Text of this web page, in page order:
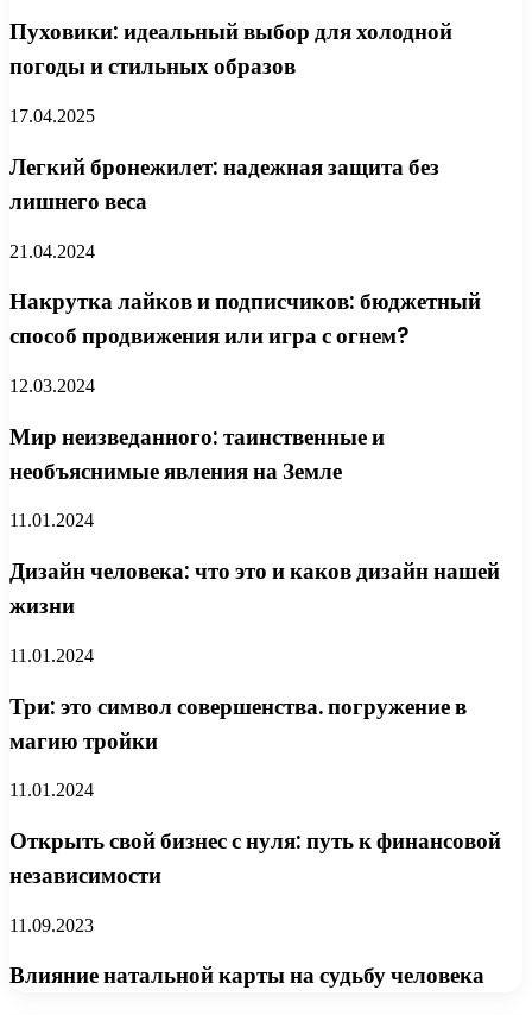
Пуховики: идеальный выбор для холодной
погоды и стильных образов
17.04.2025
Легкий бронежилет: надежная защита без
лишнего веса
21.04.2024
Накрутка лайков и подписчиков: бюджетный
способ продвижения или игра с огнем?
12.03.2024
Мир неизведанного: таинственные и
необъяснимые явления на Земле
11.01.2024
Дизайн человека: что это и каков дизайн нашей
жизни
11.01.2024
Три: это символ совершенства. погружение в
магию тройки
11.01.2024
Открыть свой бизнес с нуля: путь к финансовой
независимости
11.09.2023
Влияние натальной карты на судьбу человека